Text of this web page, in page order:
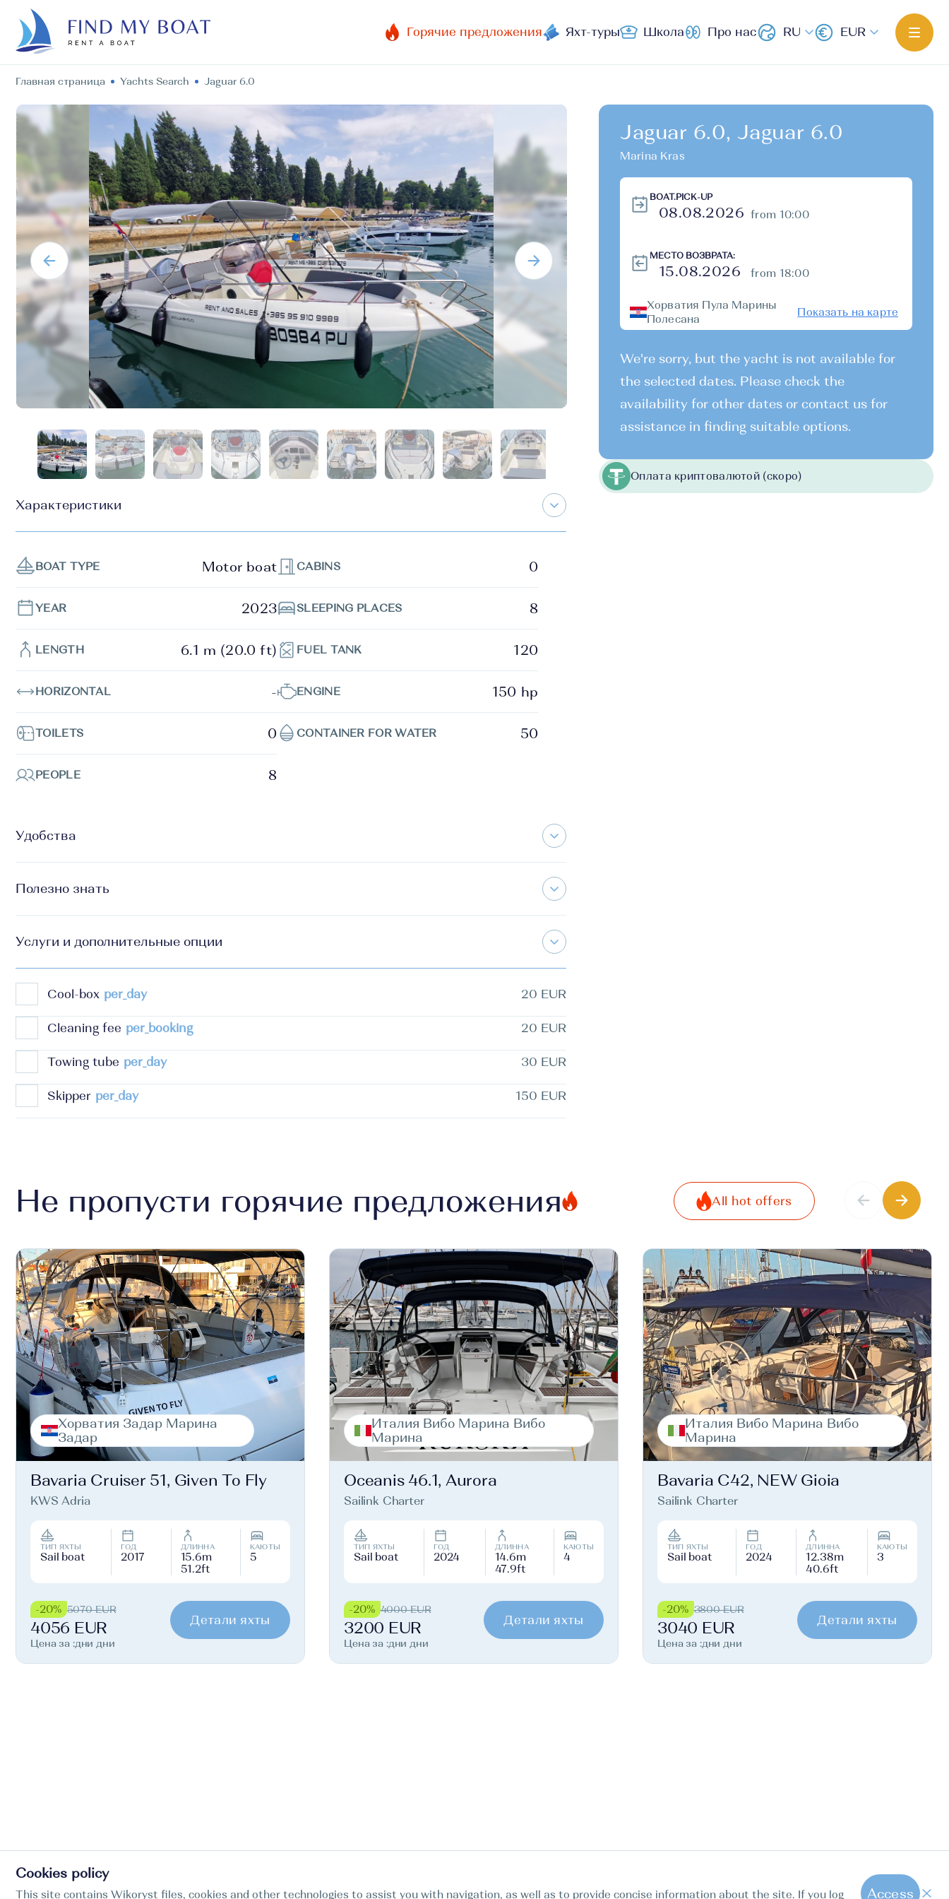
Горячие предложения Яхт-туры Школа Про нас RU EUR
Главная страница Yachts Search Jaguar 6.0
Jaguar 6.0, Jaguar 6.0
Marina Kras
BOAT.PICK-UP
from 10:00
МЕСТО ВОЗВРАТА:
from 18:00
Хорватия Пула Марины
Полесана
Показать на карте
We're sorry, but the yacht is not available for
the selected dates. Please check the
availability for other dates or contact us for
assistance in finding suitable options.
Оплата криптовалютой (скоро)
Характеристики
BOAT TYPE Motor boat
YEAR 2023
LENGTH 6.1 m (20.0 ft)
HORIZONTAL -
TOILETS 0
PEOPLE 8
CABINS 0
SLEEPING PLACES 8
FUEL TANK 120
ENGINE 150 hp
CONTAINER FOR WATER 50
Удобства
Полезно знать
Услуги и дополнительные опции
Cool-box per_day 20 EUR
Cleaning fee per_booking 20 EUR
Towing tube per_day 30 EUR
Skipper per_day 150 EUR
Не пропусти горячие предложения All hot offers
Хорватия Задар Марина
Задар
Bavaria Cruiser 51, Given To Fly
KWS Adria
ТИП ЯХТЫ
Sail boat
ГОД
2017
ДЛИННА
15.6m
51.2ft
КАЮТЫ
5
-20% 5070 EUR
4056 EUR
Цена за :дни дни
Детали яхты
Италия Вибо Марина Вибо
Марина
Oceanis 46.1, Aurora
Sailink Charter
ТИП ЯХТЫ
Sail boat
ГОД
2024
ДЛИННА
14.6m
47.9ft
КАЮТЫ
4
-20% 4000 EUR
3200 EUR
Цена за :дни дни
Детали яхты
Италия Вибо Марина Вибо
Марина
Bavaria C42, NEW Gioia
Sailink Charter
ТИП ЯХТЫ
Sail boat
ГОД
2024
ДЛИННА
12.38m
40.6ft
КАЮТЫ
3
-20% 3800 EUR
3040 EUR
Цена за :дни дни
Детали яхты
Cookies policy
This site contains Wikoryst files, cookies and other technologies to assist you with navigation, as well as to provide concise information about the site. If you log Access